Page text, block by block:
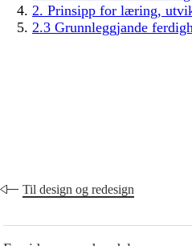
2. Prinsipp for læring,
2.3 Grunnleggjande
Til design og redesign